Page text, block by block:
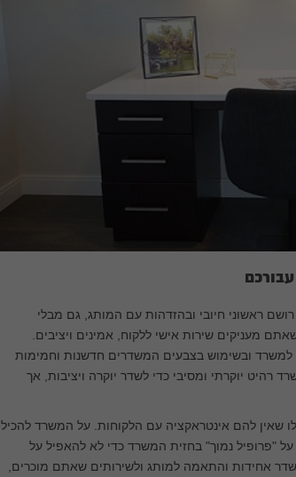
ראשוני חיובי ובהזדהות עם המותג, גם מבלי
מעניקים שירות אישי ללקוח, אמינים ויציבים.
למשרד ובשימוש בצבעים המשדרים חדשנות וחמימות
יוקרתי ומסיבי כדי לשדר יוקרה ויציבות, אך
שאין להם אינטראקציה עם הלקוחות. על המשרד להכיל
"פרופיל נמוך" בחזית המשרד כדי לא להאפיל על
אחידות והתאמה למותג ולשירותים שאתם מוכרים,